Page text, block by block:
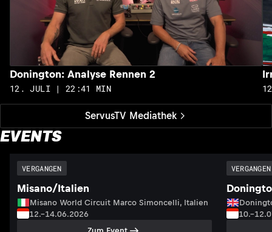
ServusTV Mediathek
Donington: Analyse Rennen 2
12. JULI | 22:41 MIN
EVENTS
VERGANGEN
Misano/Italien
Misano World Circuit Marco Simoncelli, Italien
12.–14.06.2026
VERGANGEN